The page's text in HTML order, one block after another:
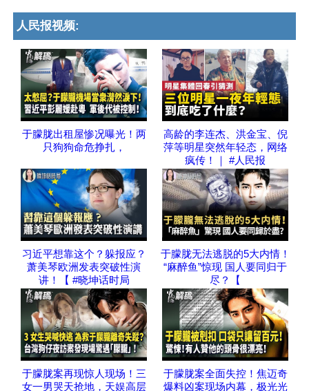
人民报视频:
于朦胧出租屋惨况曝光！两
只狗狗命危挣扎，
高龄的李连杰、洪金宝、倪
萍等明星突然年轻态，网络
疯传！｜ #人民报
习近平想靠这个？躲报应？
萧美琴欧洲发表突破性演
讲！【 #晓坤话时局
于朦胧无法逃脱的5大内情！
“麻醉鱼”惊现 国人要同归于
尽？【
于朦胧案再现惊人现场！三
女一男哭天抢地，天娱高层
于朦胧案全面失控！焦迈奇
爆料凶案现场内幕，极光光